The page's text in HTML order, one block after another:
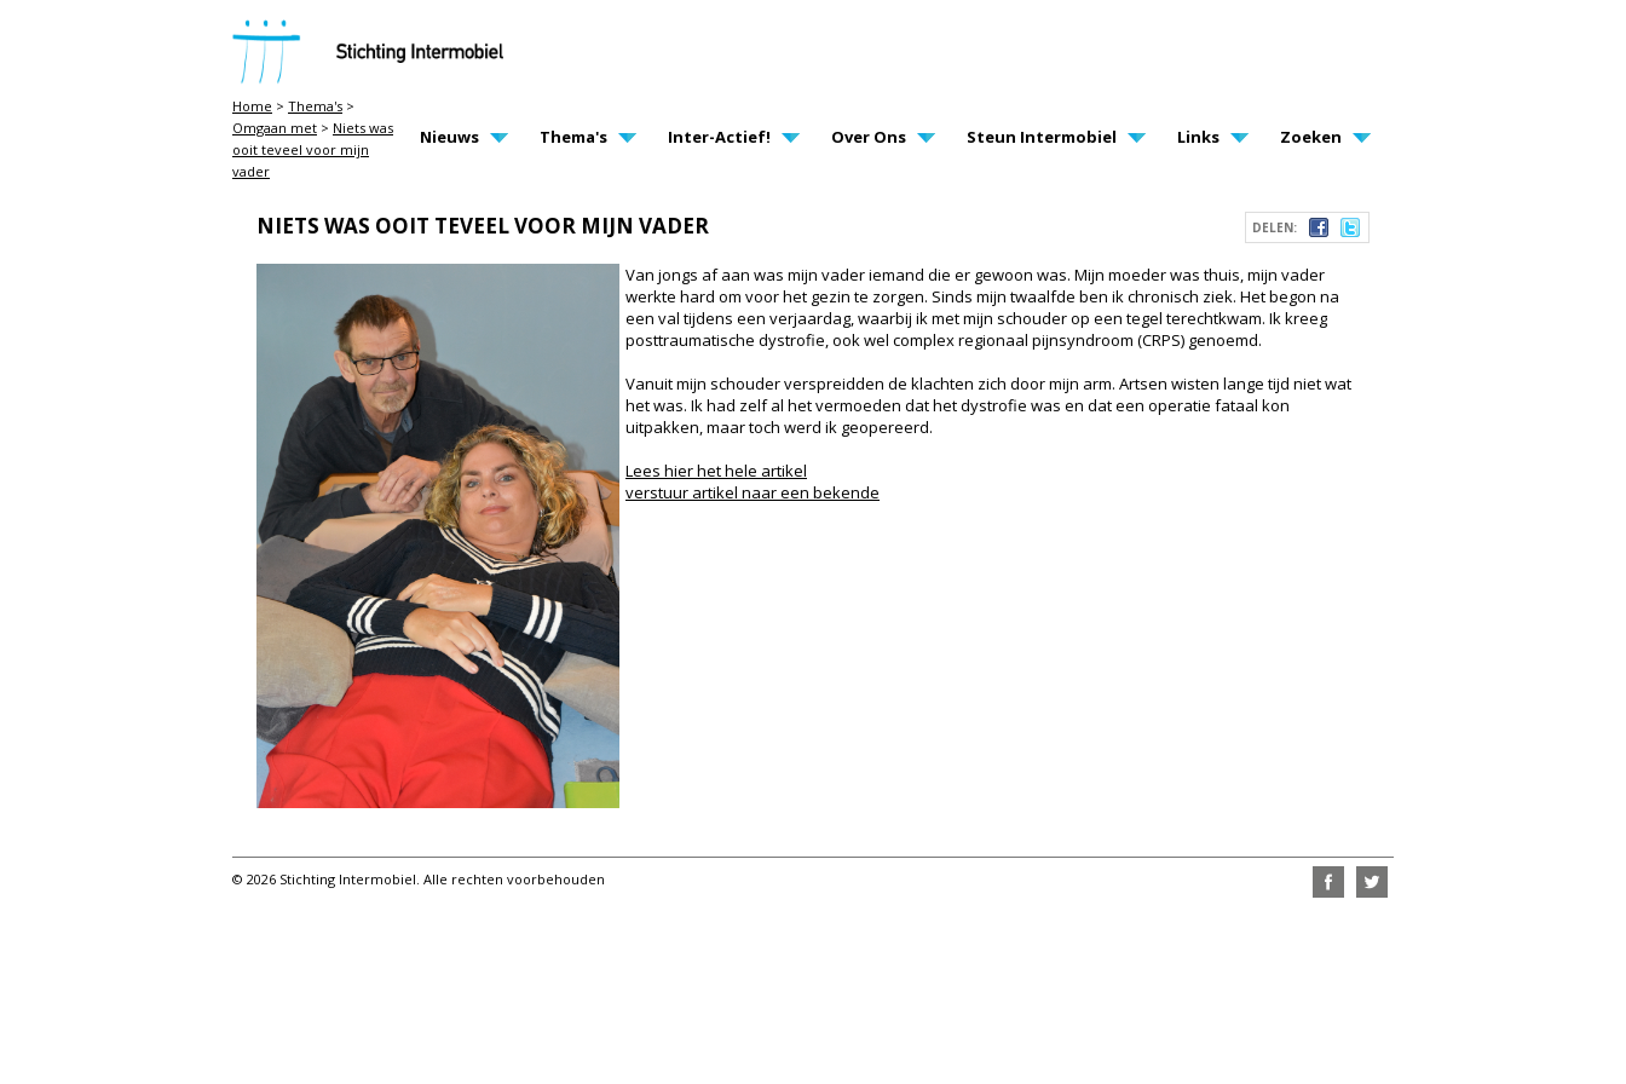
STICHTING INTERMOBIEL
MAIN PAGE NAVIGATION
Nieuws Thema's Inter-Actief! Over Ons Steun Intermobiel Links Zoeken
Home > Thema's >
Omgaan met > Niets was
ooit teveel voor mijn
vader
DELEN:
NIETS WAS OOIT TEVEEL VOOR MIJN VADER
Van jongs af aan was mijn vader iemand die er gewoon was. Mijn moeder was thuis, mijn vader
werkte hard om voor het gezin te zorgen. Sinds mijn twaalfde ben ik chronisch ziek. Het begon na
een val tijdens een verjaardag, waarbij ik met mijn schouder op een tegel terechtkwam. Ik kreeg
posttraumatische dystrofie, ook wel complex regionaal pijnsyndroom (CRPS) genoemd.
Vanuit mijn schouder verspreidden de klachten zich door mijn arm. Artsen wisten lange tijd niet wat
het was. Ik had zelf al het vermoeden dat het dystrofie was en dat een operatie fataal kon
uitpakken, maar toch werd ik geopereerd.
Lees hier het hele artikel
verstuur artikel naar een bekende
© 2026 Stichting Intermobiel. Alle rechten voorbehouden